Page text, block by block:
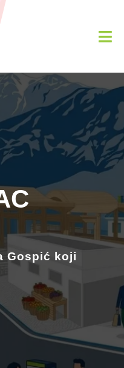
, za Gospić koji